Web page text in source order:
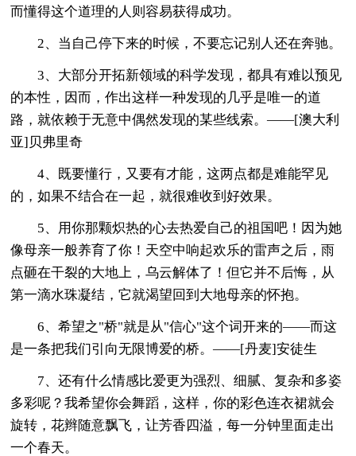
而懂得这个道理的人则容易获得成功。
2、当自己停下来的时候，不要忘记别人还在奔驰。
3、大部分开拓新领域的科学发现，都具有难以预见
的本性，因而，作出这样一种发现的几乎是唯一的道
路，就依赖于无意中偶然发现的某些线索。——[澳大利
亚]贝弗里奇
4、既要懂行，又要有才能，这两点都是难能罕见
的，如果不结合在一起，就很难收到好效果。
5、用你那颗炽热的心去热爱自己的祖国吧！因为她
像母亲一般养育了你！天空中响起欢乐的雷声之后，雨
点砸在干裂的大地上，乌云解体了！但它并不后悔，从
第一滴水珠凝结，它就渴望回到大地母亲的怀抱。
6、希望之"桥"就是从"信心"这个词开来的——而这
是一条把我们引向无限博爱的桥。——[丹麦]安徒生
7、还有什么情感比爱更为强烈、细腻、复杂和多姿
多彩呢？我希望你会舞蹈，这样，你的彩色连衣裙就会
旋转，花辫随意飘飞，让芳香四溢，每一分钟里面走出
一个春天。